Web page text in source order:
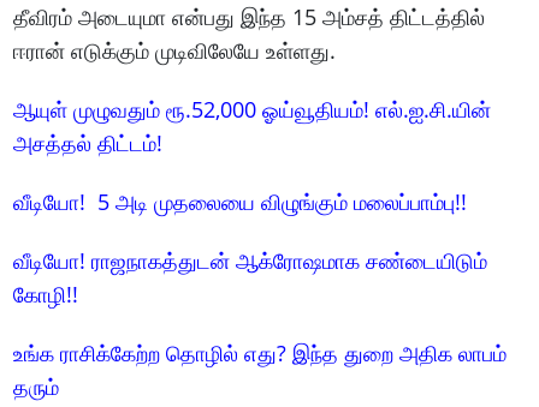
தீவிரம் அடையுமா என்பது இந்த 15 அம்சத் திட்டத்தில்
ஈரான் எடுக்கும் முடிவிலேயே உள்ளது.
ஆயுள் முழுவதும் ரூ.52,000 ஓய்வூதியம்! எல்.ஐ.சி.யின்
அசத்தல் திட்டம்!
வீடியோ! 5 அடி முதலையை விழுங்கும் மலைப்பாம்பு!!
வீடியோ! ராஜநாகத்துடன் ஆக்ரோஷமாக சண்டையிடும்
கோழி!!
உங்க ராசிக்கேற்ற தொழில் எது? இந்த துறை அதிக லாபம்
தரும்